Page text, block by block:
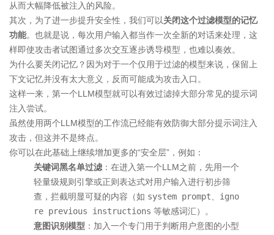
从而大幅降低被注入的风险。
其次，为了进一步提升安全性，我们可以关闭这个过滤模型的记忆
功能。也就是说，每次用户输入都当作一次全新的对话来处理，这
样即使攻击者试图通过多次交互逐步诱导模型，也难以奏效。
为什么要关闭记忆？因为对于一个仅用于过滤的模型来说，保留上
下文记忆并没有太大意义，反而可能成为攻击入口。
这样一来，第一个LLM模型就可以有效过滤掉大部分常见的提示词
注入尝试。
虽然使用两个LLM模型的工作流已经能有效防御大部分提示词注入
攻击，但这并不是终点。
你可以在此基础上继续增加更多的“安全层”，例如：
关键词黑名单过滤 ：在进入第一个LLM之前，先用一个
轻量级规则引擎或正则表达式对用户输入进行初步筛
查，拦截明显可疑的内容（如 system prompt
igno
re previous instructions 等敏感词汇）。
意图识别模型 ：加入一个专门用于判断用户意图的小型